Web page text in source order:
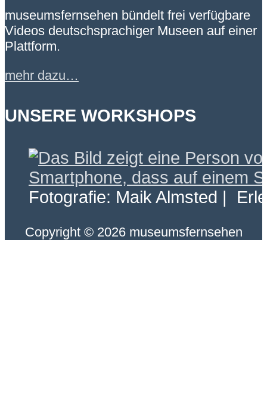
museumsfernsehen bündelt frei verfügbare
Videos deutschsprachiger Museen auf einer
Plattform.
mehr dazu…
UNSERE WORKSHOPS
Fotografie: Maik Almsted |
Copyright © 2026 museumsfernsehen